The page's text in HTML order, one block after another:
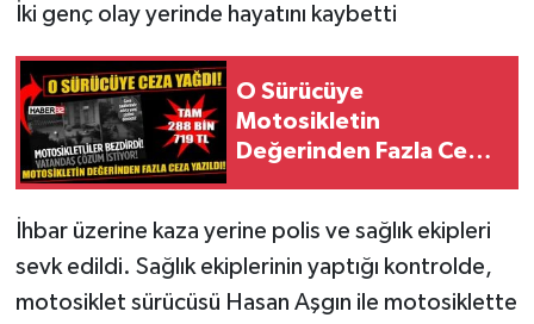
İki genç olay yerinde hayatını kaybetti
O Sürücüye
Motosikletin
Değerinden Fazla Ceza
İhbar üzerine kaza yerine polis ve sağlık ekipleri
sevk edildi. Sağlık ekiplerinin yaptığı kontrolde,
motosiklet sürücüsü Hasan Aşgın ile motosiklette